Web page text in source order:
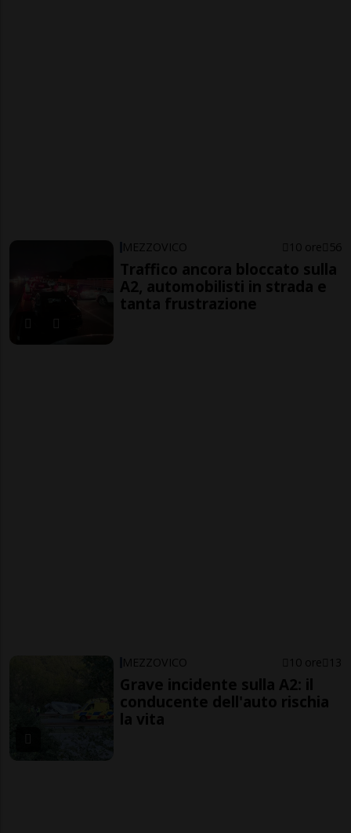
MEZZOVICO 10 ore 56
Traffico ancora bloccato sulla
A2, automobilisti in strada e
tanta frustrazione
MEZZOVICO 10 ore 13
Grave incidente sulla A2: il
conducente dell'auto rischia
la vita